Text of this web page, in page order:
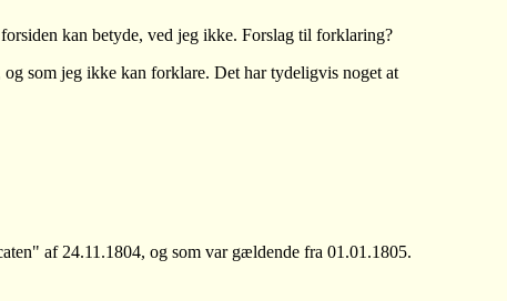
kan betyde, ved jeg ikke. Forslag til forklaring?
som jeg ikke kan forklare. Det har tydeligvis noget at
af 24.11.1804, og som var gældende fra 01.01.1805.